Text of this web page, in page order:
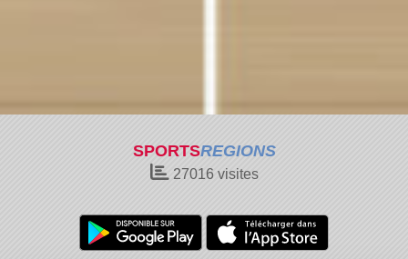
SPORTSREGIONS
27016visites